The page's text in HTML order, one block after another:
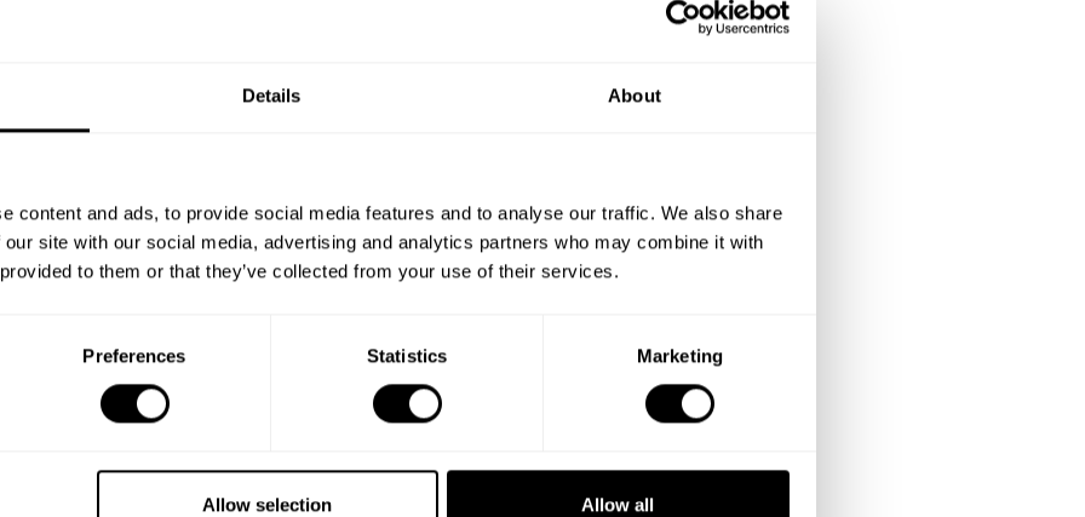
Details About
content and ads, to provide social media features and to analyse our traffic. We also share
site with our social media, advertising and analytics partners who may combine it with
to them or that they’ve collected from your use of their services.
Preferences Statistics Marketing
Allow selection Allow all